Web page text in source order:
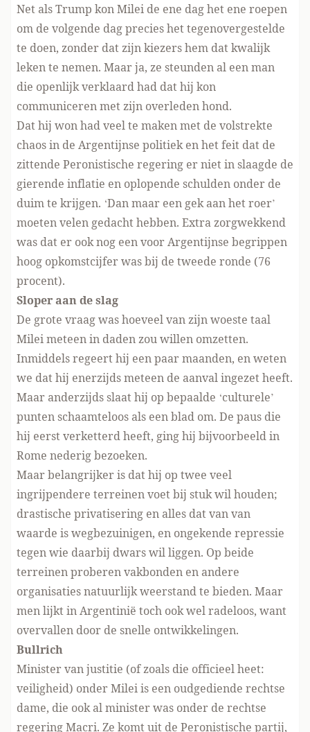
Net als Trump kon Milei de ene dag het ene roepen
om de volgende dag precies het tegenovergestelde
te doen, zonder dat zijn kiezers hem dat kwalijk
leken te nemen. Maar ja, ze steunden al een man
die openlijk verklaard had dat hij kon
communiceren met zijn overleden hond.
Dat hij won had veel te maken met de volstrekte
chaos in de Argentijnse politiek en het feit dat de
zittende Peronistische regering er niet in slaagde de
gierende inflatie en oplopende schulden onder de
duim te krijgen. ‘Dan maar een gek aan het roer’
moeten velen gedacht hebben. Extra zorgwekkend
was dat er ook nog een voor Argentijnse begrippen
hoog opkomstcijfer was bij de tweede ronde (76
procent).
Sloper aan de slag
De grote vraag was hoeveel van zijn woeste taal
Milei meteen in daden zou willen omzetten.
Inmiddels regeert hij een paar maanden, en weten
we dat hij enerzijds meteen de aanval ingezet heeft.
Maar anderzijds slaat hij op bepaalde ‘culturele’
punten schaamteloos als een blad om. De paus die
hij eerst verketterd heeft, ging hij bijvoorbeeld in
Rome nederig bezoeken.
Maar belangrijker is dat hij op twee veel
ingrijpendere terreinen voet bij stuk wil houden;
drastische privatisering en alles dat van van
waarde is wegbezuinigen, en ongekende repressie
tegen wie daarbij dwars wil liggen. Op beide
terreinen proberen vakbonden en andere
organisaties natuurlijk weerstand te bieden. Maar
men lijkt in Argentinië toch ook wel radeloos, want
overvallen door de snelle ontwikkelingen.
Bullrich
Minister van justitie (of zoals die officieel heet:
veiligheid) onder Milei is een oudgediende rechtse
dame, die ook al minister was onder de rechtse
regering Macri. Ze komt uit de Peronistische partij,